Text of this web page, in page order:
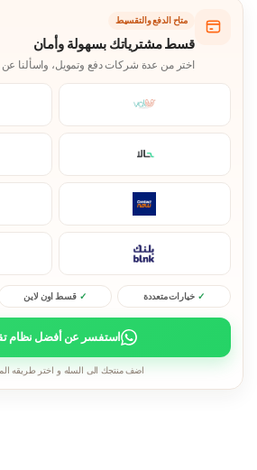
متاح الدفع والتقسيط
قسط مشترياتك بسهولة وأمان
اختر من عدة شركات دفع وتمويل، واسألنا
خيارات متعددة قسط اون لاين
استفسر عن أفضل نظام
اضف منتجك الى السله و اختر طريقه